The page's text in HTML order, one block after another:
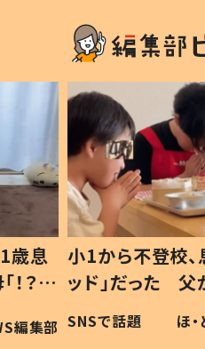
歳息
？」
編集部
小1から不登校、
ッド」だった
作り続ける理
#令和の子
SNSで話題 ほ